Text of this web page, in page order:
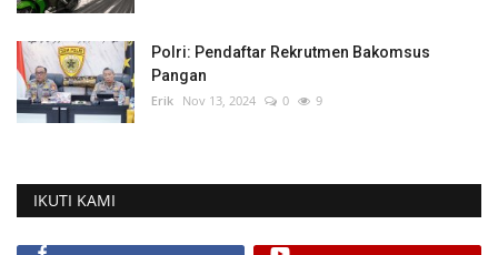
Polri: Pendaftar Rekrutmen Bakomsus
Pangan
Erik Nov 13, 2024 0 9
IKUTI KAMI